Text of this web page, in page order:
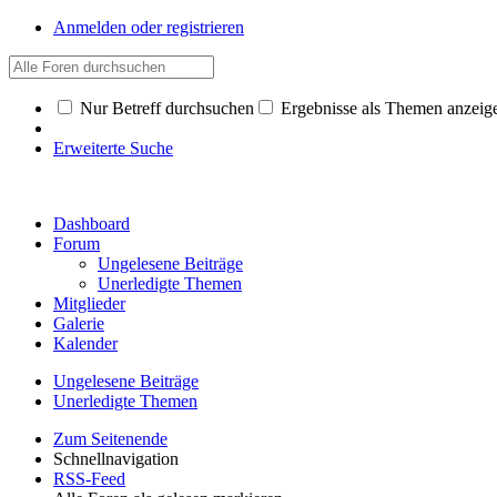
Anmelden oder registrieren
Nur Betreff durchsuchen Ergebnisse als Themen
Erweiterte Suche
Dashboard
Forum
Ungelesene Beiträge
Unerledigte Themen
Mitglieder
Galerie
Kalender
Ungelesene Beiträge
Unerledigte Themen
Zum Seitenende
Schnellnavigation
RSS-Feed